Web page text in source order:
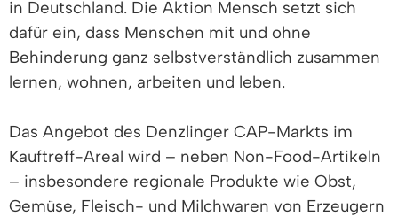
in Deutschland. Die Aktion Mensch setzt sich
dafür ein, dass Menschen mit und ohne
Behinderung ganz selbstverständlich zusammen
lernen, wohnen, arbeiten und leben.
Das Angebot des Denzlinger CAP-Markts im
Kauftreff-Areal wird – neben Non-Food-Artikeln
– insbesondere regionale Produkte wie Obst,
Gemüse, Fleisch- und Milchwaren von Erzeugern